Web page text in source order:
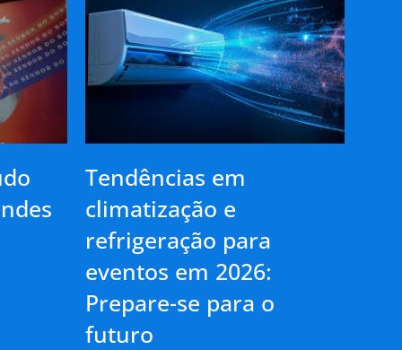
Tendências em
climatização e
refrigeração para
eventos em 2026:
Prepare-se para o
futuro